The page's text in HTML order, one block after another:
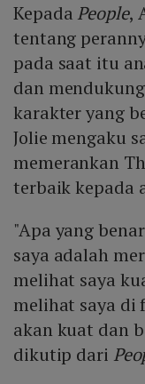
Kepada People,
tentang
pada saat itu
dan
karakter yang
Jolie mengaku
memerankan
terbaik kepada
"Apa yang
saya adalah
melihat saya
melihat saya di
akan kuat dan
dikutip dari